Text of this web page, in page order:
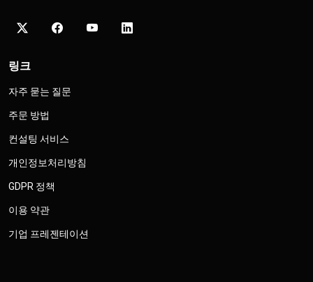
링크
자주 묻는 질문
주문 방법
컨설팅 서비스
개인정보처리방침
GDPR 정책
이용 약관
기업 프레젠테이션